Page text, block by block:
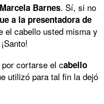
Marcela Barnes. Sí, si no
a la presentadora de
el cabello usted misma y
cortarse el cabello
utilizó para tal fin la dejó